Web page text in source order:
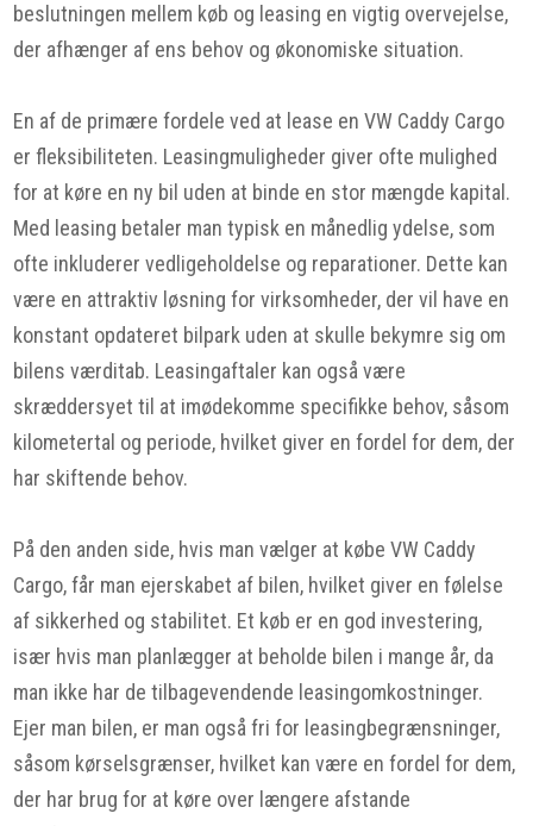
beslutningen mellem køb og leasing en vigtig overvejelse,
der afhænger af ens behov og økonomiske situation.
En af de primære fordele ved at lease en VW Caddy Cargo
er fleksibiliteten. Leasingmuligheder giver ofte mulighed
for at køre en ny bil uden at binde en stor mængde kapital.
Med leasing betaler man typisk en månedlig ydelse, som
ofte inkluderer vedligeholdelse og reparationer. Dette kan
være en attraktiv løsning for virksomheder, der vil have en
konstant opdateret bilpark uden at skulle bekymre sig om
bilens værditab. Leasingaftaler kan også være
skræddersyet til at imødekomme specifikke behov, såsom
kilometertal og periode, hvilket giver en fordel for dem, der
har skiftende behov.
På den anden side, hvis man vælger at købe VW Caddy
Cargo, får man ejerskabet af bilen, hvilket giver en følelse
af sikkerhed og stabilitet. Et køb er en god investering,
især hvis man planlægger at beholde bilen i mange år, da
man ikke har de tilbagevendende leasingomkostninger.
Ejer man bilen, er man også fri for leasingbegrænsninger,
såsom kørselsgrænser, hvilket kan være en fordel for dem,
der har brug for at køre over længere afstande